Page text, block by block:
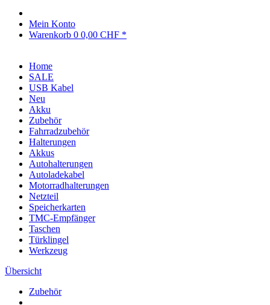
Mein Konto
Warenkorb 0 0,00 CHF *
Home
SALE
USB Kabel
Neu
Akku
Zubehör
Fahrradzubehör
Halterungen
Akkus
Autohalterungen
Autoladekabel
Motorradhalterungen
Netzteil
Speicherkarten
TMC-Empfänger
Taschen
Türklingel
Werkzeug
Übersicht
Zubehör